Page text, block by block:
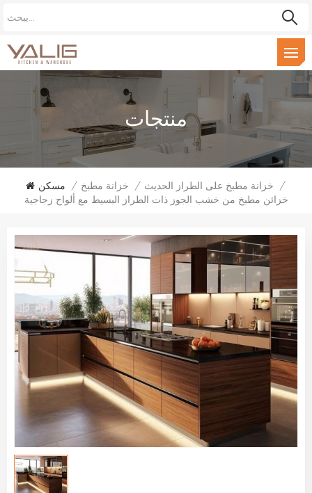
منتجات
مسكن / خزانة مطبخ / خزانة مطبخ على الطراز الحديث /
خزائن مطبخ من خشب الجوز ذات الطراز البسيط مع ألواح زجاجية